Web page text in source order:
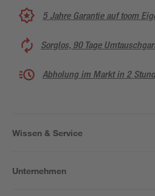
5 Jahre Garantie auf toom
Sorglos, 90 Tage
Abholung im Markt in 2
Wissen & Service
Unternehmen